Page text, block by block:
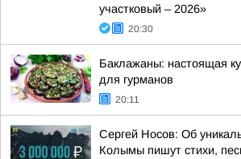
участковый – 2026»
20:30
Баклажаны: настоящая
для гурманов
20:11
Сергей Носов: Об
Колымы пишут стихи,